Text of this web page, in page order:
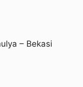
– Bekasi